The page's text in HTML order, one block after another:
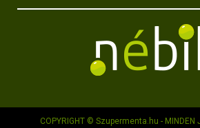
COPYRIGHT © Szupermenta.hu - MINDEN